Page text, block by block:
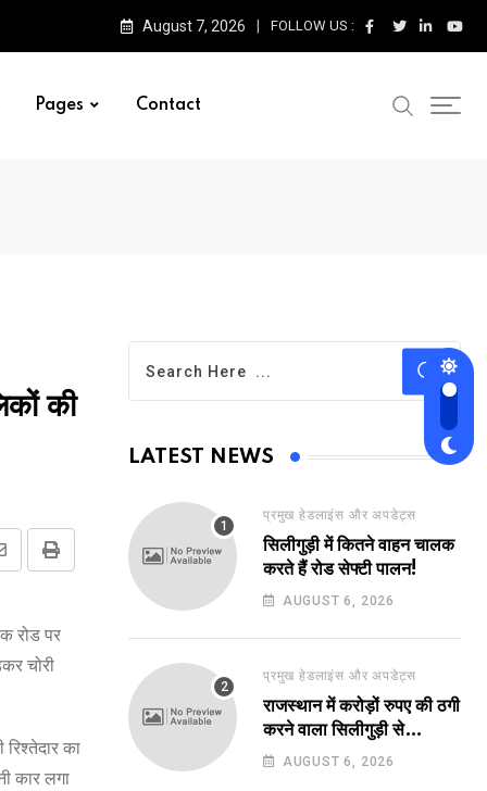
August 7, 2026 FOLLOW US :
Pages Contact
की
Print
Email
रोड पर
चोरी
का
कार लगा
LATEST NEWS
प्रमुख हेडलाइंस और अपडेट्स
सिलीगुड़ी में कितने वाहन चालक
करते हैं रोड सेफ्टी पालन!
AUGUST 6, 2026
प्रमुख हेडलाइंस और अपडेट्स
राजस्थान में करोड़ों रुपए की ठगी
करने वाला सिलीगुड़ी से
गिरफ्तार!
AUGUST 6, 2026